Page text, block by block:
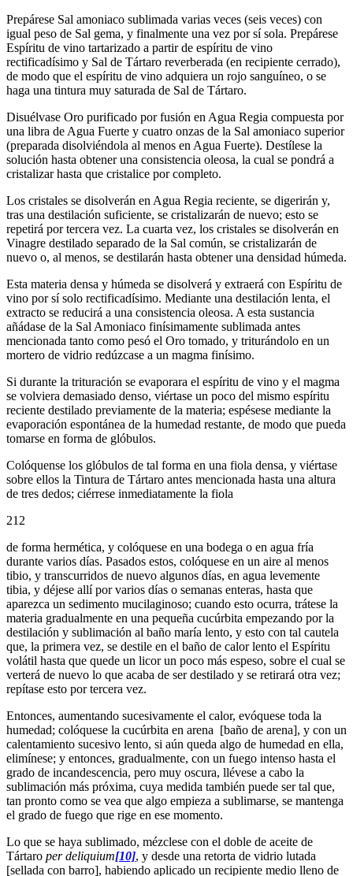
Prepárese Sal amoniaco sublimada varias veces (seis veces) con
igual peso de Sal gema, y finalmente una vez por sí sola. Prepárese
Espíritu de vino tartarizado a partir de espíritu de vino
rectificadísimo y Sal de Tártaro reverberada (en recipiente cerrado),
de modo que el espíritu de vino adquiera un rojo sanguíneo, o se
haga una tintura muy saturada de Sal de Tártaro.
Disuélvase Oro purificado por fusión en Agua Regia compuesta por
una libra de Agua Fuerte y cuatro onzas de la Sal amoniaco superior
(preparada disolviéndola al menos en Agua Fuerte). Destílese la
solución hasta obtener una consistencia oleosa, la cual se pondrá a
cristalizar hasta que cristalice por completo.
Los cristales se disolverán en Agua Regia reciente, se digerirán y,
tras una destilación suficiente, se cristalizarán de nuevo; esto se
repetirá por tercera vez. La cuarta vez, los cristales se disolverán en
Vinagre destilado separado de la Sal común, se cristalizarán de
nuevo o, al menos, se destilarán hasta obtener una densidad húmeda.
Esta materia densa y húmeda se disolverá y extraerá con Espíritu de
vino por sí solo rectificadísimo. Mediante una destilación lenta, el
extracto se reducirá a una consistencia oleosa. A esta sustancia
añádase de la Sal Amoniaco finísimamente sublimada antes
mencionada tanto como pesó el Oro tomado, y triturándolo en un
mortero de vidrio redúzcase a un magma finísimo.
Si durante la trituración se evaporara el espíritu de vino y el magma
se volviera demasiado denso, viértase un poco del mismo espíritu
reciente destilado previamente de la materia; espésese mediante la
evaporación espontánea de la humedad restante, de modo que pueda
tomarse en forma de glóbulos.
Colóquense los glóbulos de tal forma en una fiola densa, y viértase
sobre ellos la Tintura de Tártaro antes mencionada hasta una altura
de tres dedos; ciérrese inmediatamente la fiola
212
de forma hermética, y colóquese en una bodega o en agua fría
durante varios días. Pasados estos, colóquese en un aire al menos
tibio, y transcurridos de nuevo algunos días, en agua levemente
tibia, y déjese allí por varios días o semanas enteras, hasta que
aparezca un sedimento mucilaginoso; cuando esto ocurra, trátese la
materia gradualmente en una pequeña cucúrbita empezando por la
destilación y sublimación al baño maría lento, y esto con tal cautela
que, la primera vez, se destile en el baño de calor lento el Espíritu
volátil hasta que quede un licor un poco más espeso, sobre el cual se
verterá de nuevo lo que acaba de ser destilado y se retirará otra vez;
repítase esto por tercera vez.
Entonces, aumentando sucesivamente el calor, evóquese toda la
humedad; colóquese la cucúrbita en arena [baño de arena], y con un
calentamiento sucesivo lento, si aún queda algo de humedad en ella,
elimínese; y entonces, gradualmente, con un fuego intenso hasta el
grado de incandescencia, pero muy oscura, llévese a cabo la
sublimación más próxima, cuya medida también puede ser tal que,
tan pronto como se vea que algo empieza a sublimarse, se mantenga
el grado de fuego que rige en ese momento.
Lo que se haya sublimado, mézclese con el doble de aceite de
Tártaro per deliquium[10], y desde una retorta de vidrio lutada
[sellada con barro], habiendo aplicado un recipiente medio lleno de